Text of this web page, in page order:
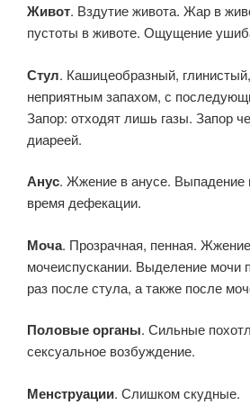
Живот. Вздутие живота. Жар в
пустоты в животе. Ощущение
Стул. Кашицеобразный,
неприятным запахом, с
Запор: отходят лишь газы. Запор
диареей.
Анус. Жжение в анусе. Выпадение
время дефекации.
Моча. Прозрачная, пенная.
мочеиспускании. Выделение мочи
раз после стула, а также после
Половые органы. Сильные
сексуальное возбуждение.
Менструации. Слишком скудные.